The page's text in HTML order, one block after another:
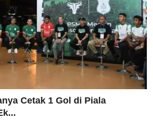
Cetak 1 Gol di Piala